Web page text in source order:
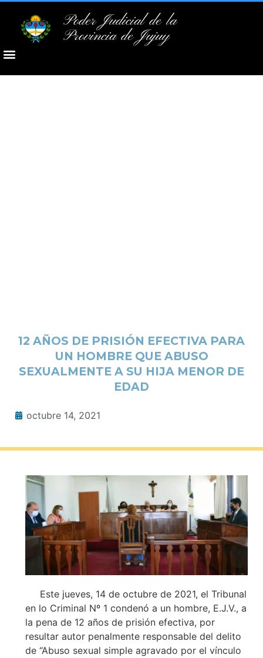
Poder Judicial de la
Provincia de Jujuy
12 AÑOS DE PRISIÓN EFECTIVA PARA
UN HOMBRE QUE ABUSO
SEXUALMENTE A SU HIJA MENOR DE
EDAD
octubre 14, 2021
Este jueves, 14 de octubre de 2021, el Tribunal
en lo Criminal Nº 1 condenó a un hombre, E.J.V., a
la pena de 12 años de prisión efectiva, por
resultar autor penalmente responsable del delito
de “Abuso sexual simple agravado por el vínculo